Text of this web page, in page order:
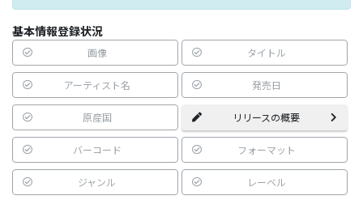
基本情報登録状況
画像 タイトル
アーティスト名 発売日
原産国 リリースの概要
バーコード フォーマット
ジャンル レーベル